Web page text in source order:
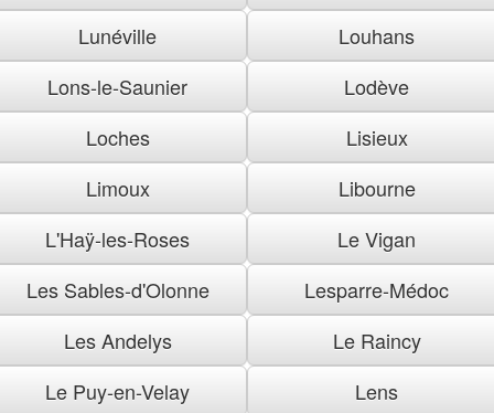
Lunéville
Louhans
Lons-le-Saunier
Lodève
Loches
Lisieux
Limoux
Libourne
L'Haÿ-les-Roses
Le Vigan
Les Sables-d'Olonne
Lesparre-Médoc
Les Andelys
Le Raincy
Le Puy-en-Velay
Lens